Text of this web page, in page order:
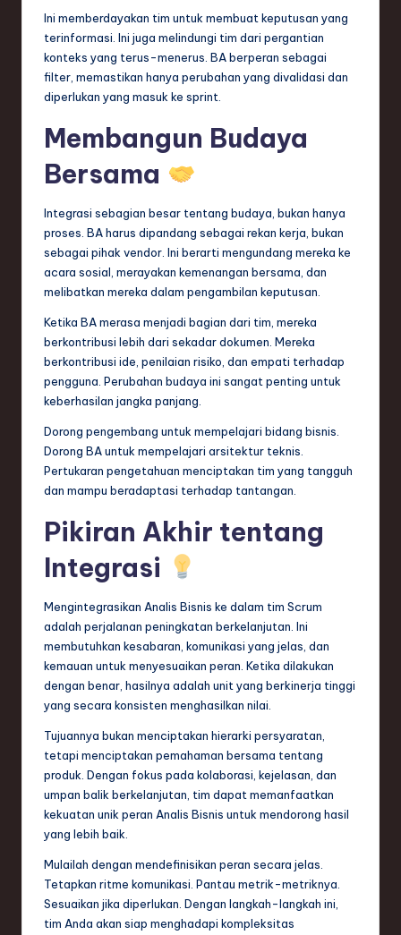
Ini memberdayakan tim untuk membuat keputusan yang
terinformasi. Ini juga melindungi tim dari pergantian
konteks yang terus-menerus. BA berperan sebagai
filter, memastikan hanya perubahan yang divalidasi dan
diperlukan yang masuk ke sprint.
Membangun Budaya
Bersama
Integrasi sebagian besar tentang budaya, bukan hanya
proses. BA harus dipandang sebagai rekan kerja, bukan
sebagai pihak vendor. Ini berarti mengundang mereka ke
acara sosial, merayakan kemenangan bersama, dan
melibatkan mereka dalam pengambilan keputusan.
Ketika BA merasa menjadi bagian dari tim, mereka
berkontribusi lebih dari sekadar dokumen. Mereka
berkontribusi ide, penilaian risiko, dan empati terhadap
pengguna. Perubahan budaya ini sangat penting untuk
keberhasilan jangka panjang.
Dorong pengembang untuk mempelajari bidang bisnis.
Dorong BA untuk mempelajari arsitektur teknis.
Pertukaran pengetahuan menciptakan tim yang tangguh
dan mampu beradaptasi terhadap tantangan.
Pikiran Akhir tentang
Integrasi
Mengintegrasikan Analis Bisnis ke dalam tim Scrum
adalah perjalanan peningkatan berkelanjutan. Ini
membutuhkan kesabaran, komunikasi yang jelas, dan
kemauan untuk menyesuaikan peran. Ketika dilakukan
dengan benar, hasilnya adalah unit yang berkinerja tinggi
yang secara konsisten menghasilkan nilai.
Tujuannya bukan menciptakan hierarki persyaratan,
tetapi menciptakan pemahaman bersama tentang
produk. Dengan fokus pada kolaborasi, kejelasan, dan
umpan balik berkelanjutan, tim dapat memanfaatkan
kekuatan unik peran Analis Bisnis untuk mendorong hasil
yang lebih baik.
Mulailah dengan mendefinisikan peran secara jelas.
Tetapkan ritme komunikasi. Pantau metrik-metriknya.
Sesuaikan jika diperlukan. Dengan langkah-langkah ini,
tim Anda akan siap menghadapi kompleksitas